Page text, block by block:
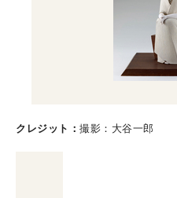
クレジット 撮影：大谷一郎